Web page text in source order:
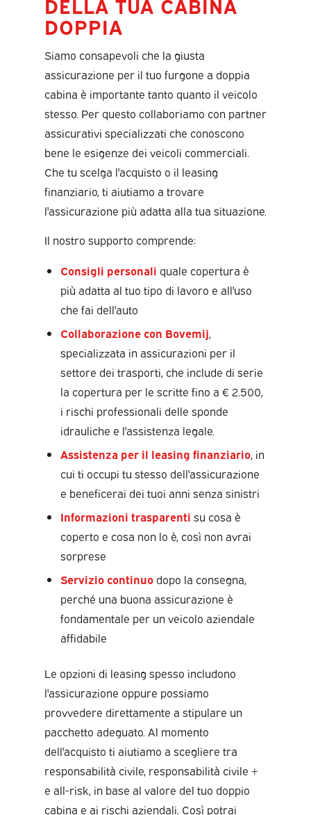
DOPPIA
Siamo consapevoli che la giusta
assicurazione per il tuo furgone a doppia
cabina è importante tanto quanto il veicolo
stesso. Per questo collaboriamo con partner
assicurativi specializzati che conoscono
bene le esigenze dei veicoli commerciali.
Che tu scelga l'acquisto o il leasing
finanziario, ti aiutiamo a trovare
l'assicurazione più adatta alla tua situazione.
Il nostro supporto comprende:
Consigli personali quale copertura è
più adatta al tuo tipo di lavoro e all'uso
che fai dell'auto
Collaborazione con Bovemij,
specializzata in assicurazioni per il
settore dei trasporti, che include di serie
la copertura per le scritte fino a € 2.500,
i rischi professionali delle sponde
idrauliche e l'assistenza legale.
Assistenza per il leasing finanziario, in
cui ti occupi tu stesso dell'assicurazione
e beneficerai dei tuoi anni senza sinistri
Informazioni trasparenti su cosa è
coperto e cosa non lo è, così non avrai
sorprese
Servizio continuodopo la consegna,
perché una buona assicurazione è
fondamentale per un veicolo aziendale
affidabile
Le opzioni di leasing spesso includono
l'assicurazione oppure possiamo
provvedere direttamente a stipulare un
pacchetto adeguato. Al momento
dell'acquisto ti aiutiamo a scegliere tra
responsabilità civile, responsabilità civile +
e all-risk, in base al valore del tuo doppio
cabina e ai rischi aziendali. Così potrai